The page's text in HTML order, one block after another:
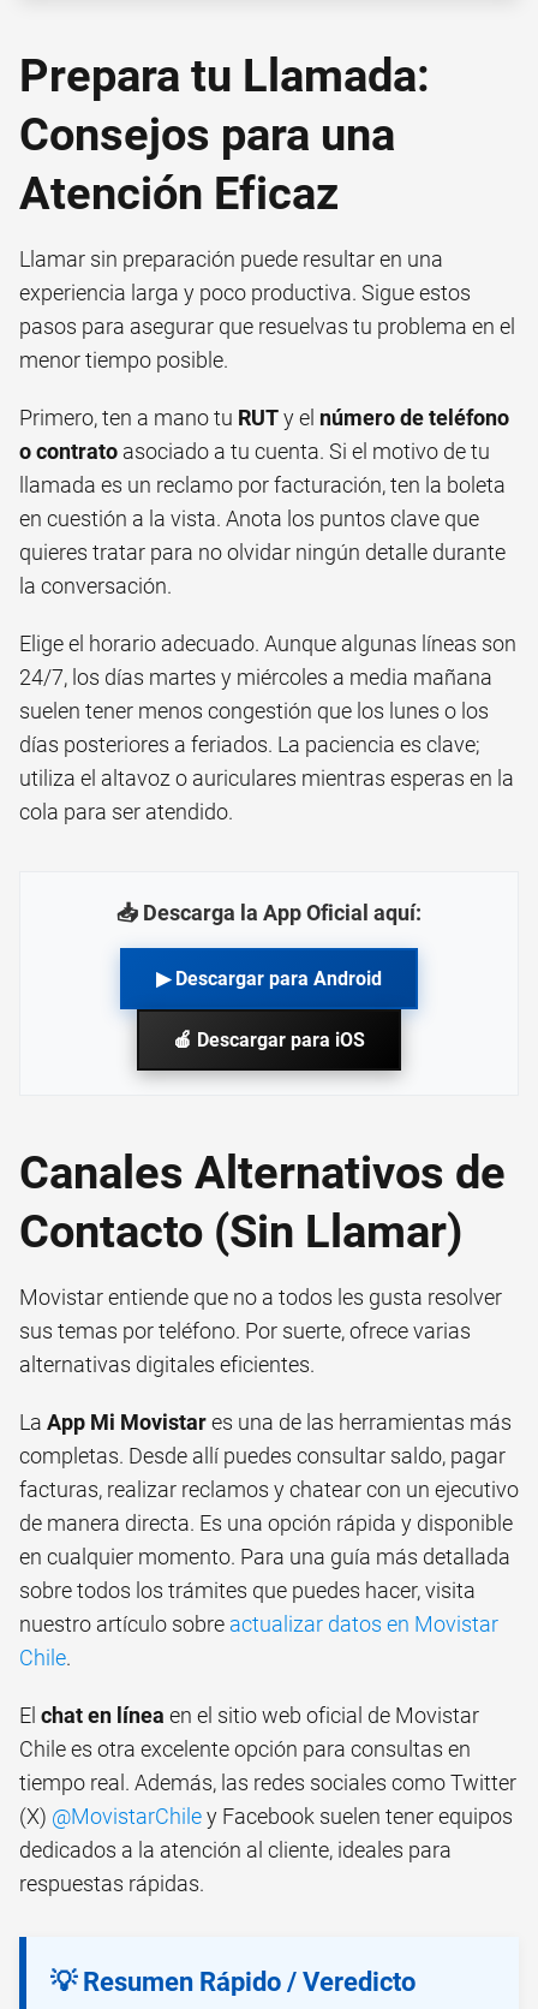
Prepara tu Llamada:
Consejos para una
Atención Eficaz
Llamar sin preparación puede resultar en una
experiencia larga y poco productiva. Sigue estos
pasos para asegurar que resuelvas tu problema en el
menor tiempo posible.
Primero, ten a mano tu RUTy el número de teléfono
o contrato asociado a tu cuenta. Si el motivo de tu
llamada es un reclamo por facturación, ten la boleta
en cuestión a la vista. Anota los puntos clave que
quieres tratar para no olvidar ningún detalle durante
la conversación.
Elige el horario adecuado. Aunque algunas líneas son
24/7, los días martes y miércoles a media mañana
suelen tener menos congestión que los lunes o los
días posteriores a feriados. La paciencia es clave;
utiliza el altavoz o auriculares mientras esperas en la
cola para ser atendido.
📥 Descarga la App Oficial aquí:
▶ Descargar para Android
🍎 Descargar para iOS
Canales Alternativos de
Contacto (Sin Llamar)
Movistar entiende que no a todos les gusta resolver
sus temas por teléfono. Por suerte, ofrece varias
alternativas digitales eficientes.
La App Mi Movistares una de las herramientas más
completas. Desde allí puedes consultar saldo, pagar
facturas, realizar reclamos y chatear con un ejecutivo
de manera directa. Es una opción rápida y disponible
en cualquier momento. Para una guía más detallada
sobre todos los trámites que puedes hacer, visita
nuestro artículo sobre actualizar datos en Movistar
Chile.
El chat en línea en el sitio web oficial de Movistar
Chile es otra excelente opción para consultas en
tiempo real. Además, las redes sociales como Twitter
(X) @MovistarChiley Facebook suelen tener equipos
dedicados a la atención al cliente, ideales para
respuestas rápidas.
💡 Resumen Rápido / Veredicto